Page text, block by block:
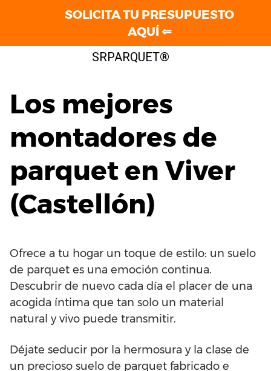
SRPARQUET®
Los mejores
montadores de
parquet en Viver
(Castellón)
Ofrece a tu hogar un toque de estilo: un suelo
de parquet es una emoción continua.
Descubrir de nuevo cada día el placer de una
acogida íntima que tan solo un material
natural y vivo puede transmitir.
Déjate seducir por la hermosura y la clase de
un precioso suelo de parquet fabricado e
SOLICITA TU PRESUPUESTO
AQUÍ ⇐